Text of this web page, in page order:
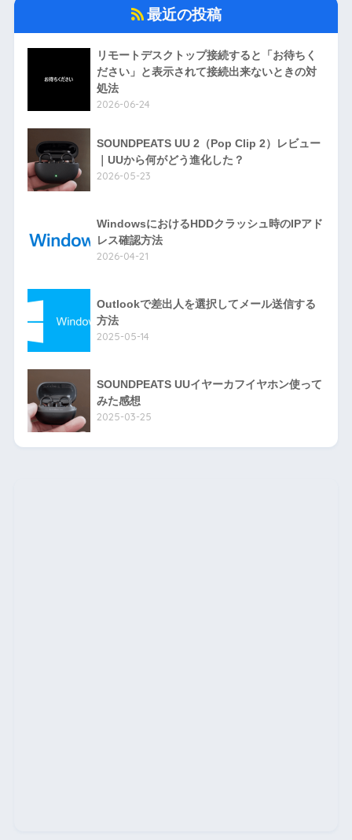
最近の投稿
リモートデスクトップ接続すると「お待ちく
ださい」と表示されて接続出来ないときの対
処法
2026-06-24
SOUNDPEATS UU 2（Pop Clip 2）レビュー
｜UUから何がどう進化した？
2026-05-23
WindowsにおけるHDDクラッシュ時のIPアド
レス確認方法
2026-04-21
Outlookで差出人を選択してメール送信する
方法
2025-05-14
SOUNDPEATS UUイヤーカフイヤホン使って
みた感想
2025-03-25